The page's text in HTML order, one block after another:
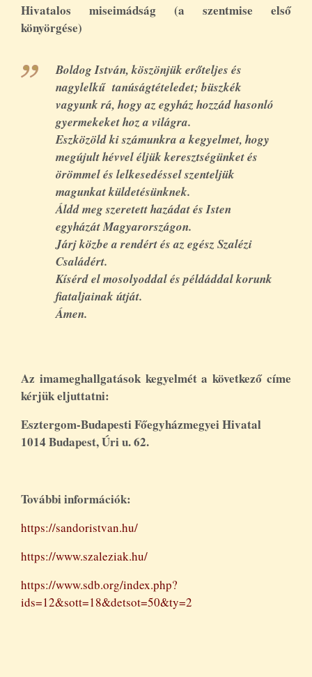
Hivatalos miseimádság (a szentmise első
könyörgése)
Boldog István, köszönjük erőteljes és
nagylelkű tanúságtételedet; büszkék
vagyunk rá, hogy az egyház hozzád hasonló
gyermekeket hoz a világra.
Eszközöld ki számunkra a kegyelmet, hogy
megújult hévvel éljük keresztségünket és
örömmel és lelkesedéssel szenteljük
magunkat küldetésünknek.
Áldd meg szeretett hazádat és Isten
egyházát Magyarországon.
Járj közbe a rendért és az egész Szalézi
Családért.
Kísérd el mosolyoddal és példáddal korunk
fiataljainak útját.
Ámen.
Az imameghallgatások kegyelmét a következő címe
kérjük eljuttatni:
Esztergom-Budapesti Főegyházmegyei Hivatal
1014 Budapest, Úri u. 62.
További információk:
https://sandoristvan.hu/
https://www.szaleziak.hu/
https://www.sdb.org/index.php?
ids=12&sott=18&detsot=50&ty=2